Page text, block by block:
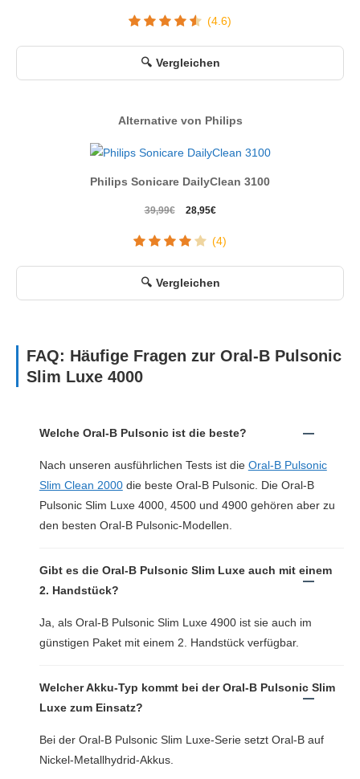
(4.6)
Vergleichen
Alternative von Philips
Philips Sonicare DailyClean 3100
39,99€
Ursprünglicher
war:
39,99€
28,95€Aktueller
ist:
28,95€.
(4)
Vergleichen
FAQ: Häufige Fragen zur Oral-B Pulsonic
Slim Luxe 4000
Welche Oral-B Pulsonic ist die beste?
Nach unseren ausführlichen Tests ist die Oral-B Pulsonic
Slim Clean 2000die beste Oral-B Pulsonic. Die Oral-B
Pulsonic Slim Luxe 4000, 4500 und 4900 gehören aber zu
den besten Oral-B Pulsonic-Modellen.
Gibt es die Oral-B Pulsonic Slim Luxe auch mit einem
2. Handstück?
Ja, als Oral-B Pulsonic Slim Luxe 4900 ist sie auch im
günstigen Paket mit einem 2. Handstück verfügbar.
Welcher Akku-Typ kommt bei der Oral-B Pulsonic Slim
Luxe zum Einsatz?
Bei der Oral-B Pulsonic Slim Luxe-Serie setzt Oral-B auf
Nickel-Metallhydrid-Akkus.